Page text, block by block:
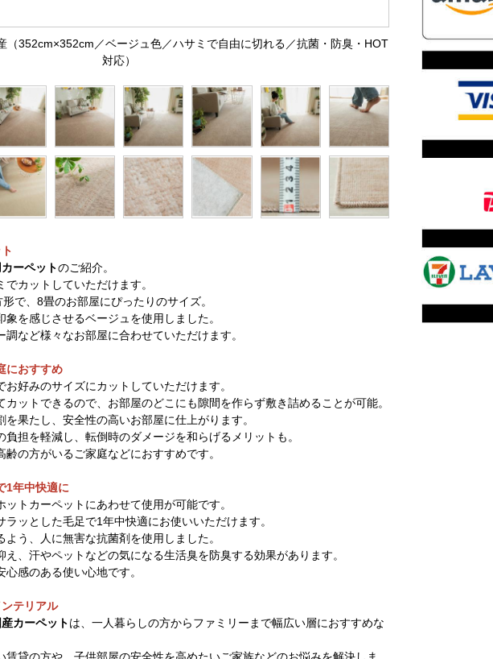
（352cm×352cm／ベージュ色／ハサミで自由に切れる／抗菌・防臭・HOT
対応）
ーペットのご紹介。
カットしていただけます。
で、8畳のお部屋にぴったりのサイズ。
を感じさせるベージュを使用しました。
など様々なお部屋に合わせていただけます。
におすすめ
好みのサイズにカットしていただけます。
ットできるので、お部屋のどこにも隙間を作らず敷き詰めることが可能。
果たし、安全性の高いお部屋に仕上がります。
担を軽減し、転倒時のダメージを和らげるメリットも。
の方がいるご家庭などにおすすめです。
1年中快適に
トカーペットにあわせて使用が可能です。
ッとした毛足で1年中快適にお使いいただけます。
う、人に無害な抗菌剤を使用しました。
、汗やペットなどの気になる生活臭を防臭する効果があります。
感のある使い心地です。
テリアル
産カーペットは、一人暮らしの方からファミリーまで幅広い層におすすめな
賃貸の方や、子供部屋の安全性を高めたいご家族などのお悩みを解決しま